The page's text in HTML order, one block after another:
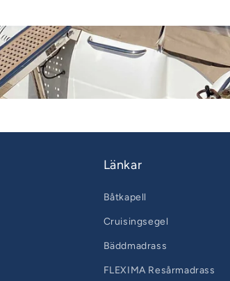
Länkar
Båtkapell
Cruisingsegel
Bäddmadrass
FLEXIMA Resårmadrass